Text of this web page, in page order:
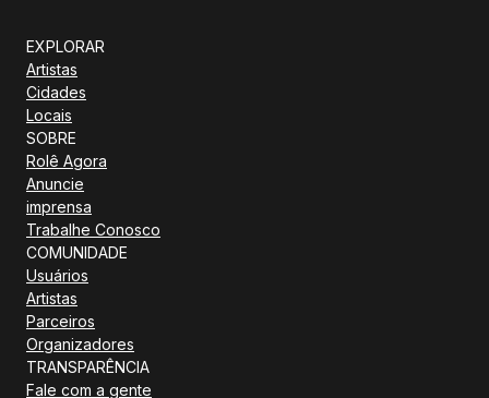
EXPLORAR
Artistas
Cidades
Locais
SOBRE
Rolê Agora
Anuncie
imprensa
Trabalhe Conosco
COMUNIDADE
Usuários
Artistas
Parceiros
Organizadores
TRANSPARÊNCIA
Fale com a gente